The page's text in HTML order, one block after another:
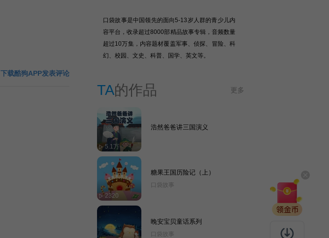
下载酷狗APP发表评论
口袋故事是中国领先的面向5-13岁人群的青少儿内
容平台，收录超过8000部精品故事专辑，音频数量
超过10万集，内容题材覆盖军事、侦探、冒险、科
幻、校园、文史、科普、国学、英文等。
TA的作品 更多
5.1万
浩然爸爸讲三国演义
2320
糖果王国历险记（上）
口袋故事
晚安宝贝童话系列
口袋故事